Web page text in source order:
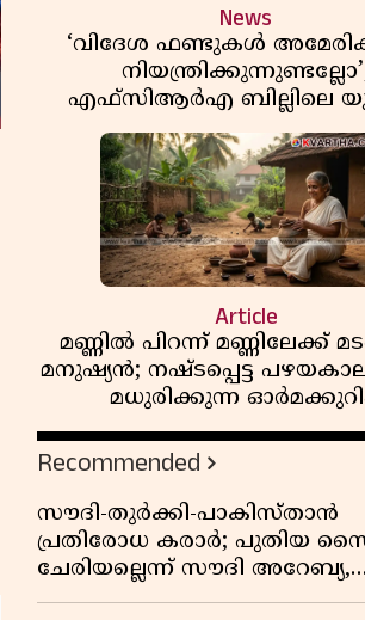
News
‘വിദേശ ഫണ്ടുകൾ
എഫ്സിആർഎ ബില്ലിലെ
വിമർശനങ്ങൾക്ക്
Article
മണ്ണിൽ പിറന്ന് മണ്ണിലേക്ക്
മനുഷ്യൻ; നഷ്ടപ്പെട്ട
മധുരിക്കുന്ന
Recommended
സൗദി-തുർക്കി-പാകിസ്താൻ
പ്രതിരോധ കരാർ; പുതിയ
ചേരിയല്ലെന്ന് സൗദി അറേബ്യ,
വിമർശനവുമായി ഇറാൻ